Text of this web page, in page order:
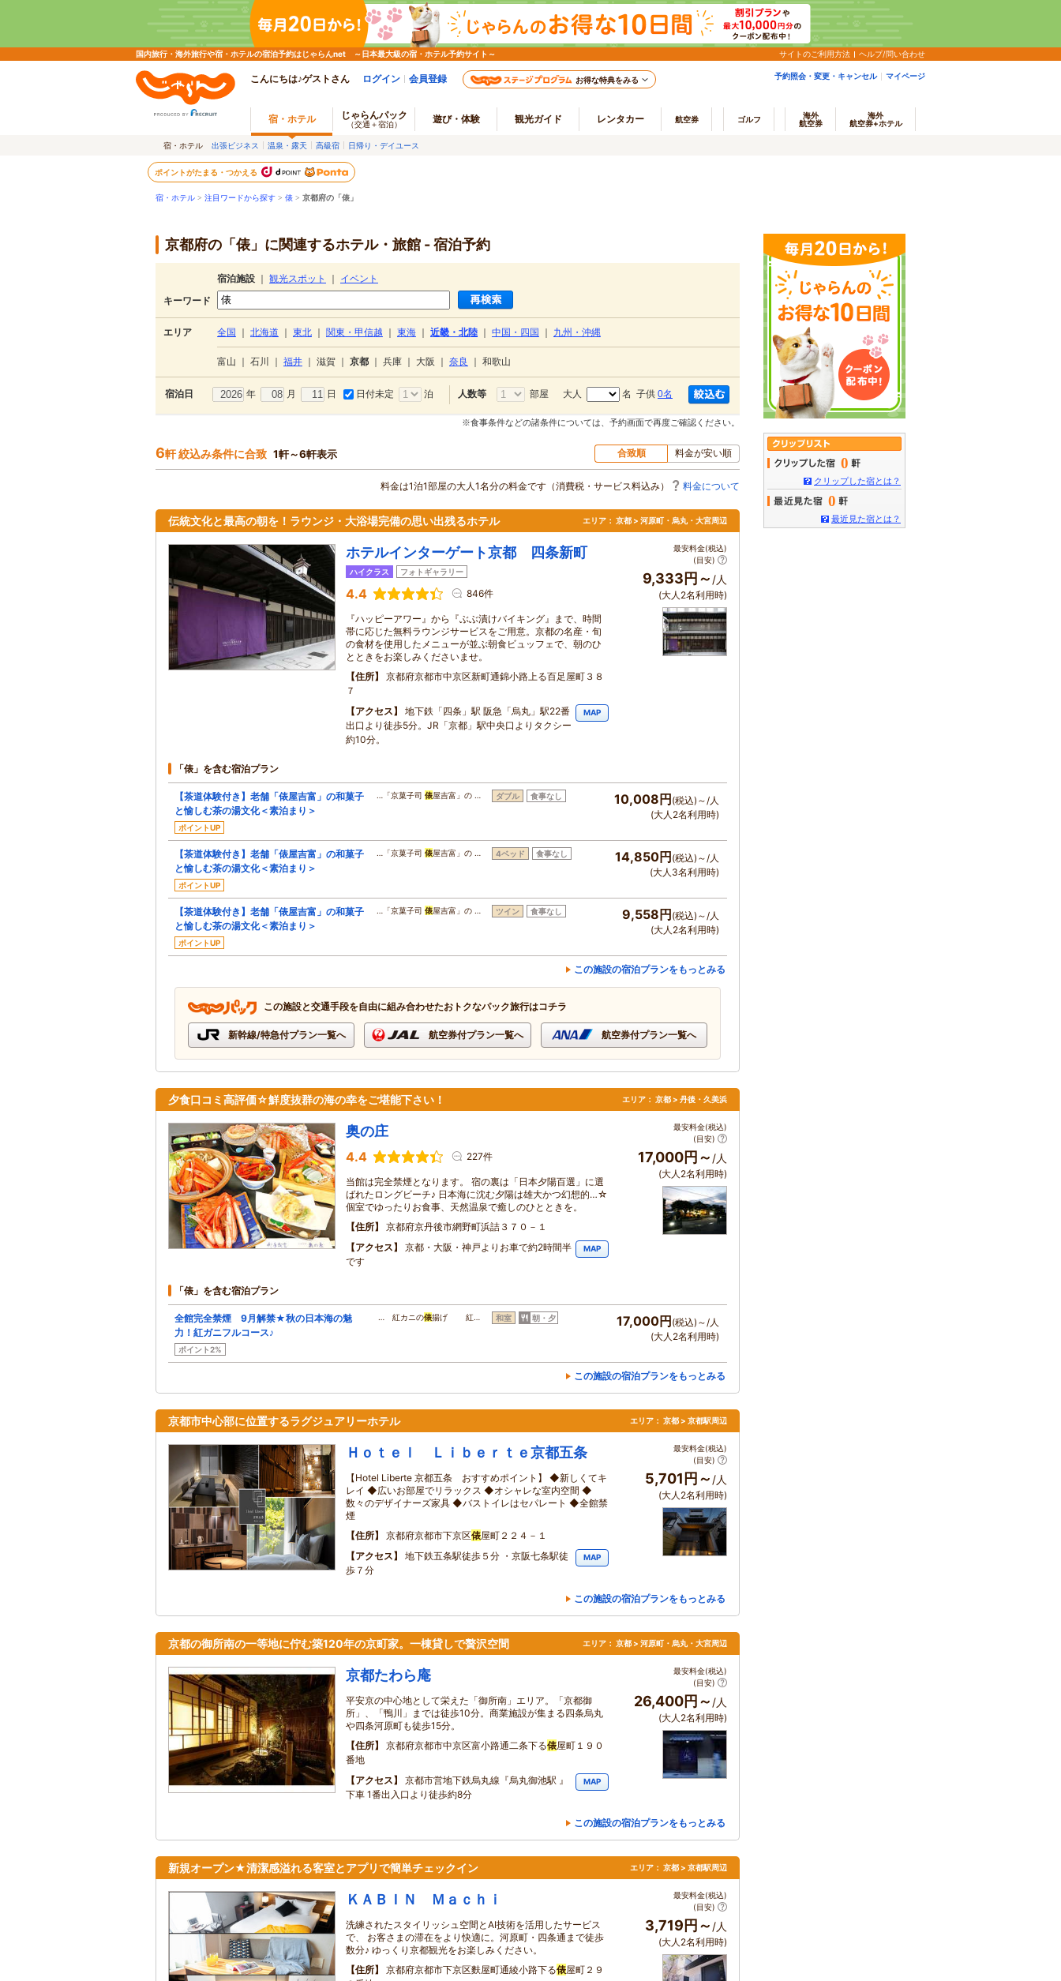
国内旅行・海外旅行や宿・ホテルの宿泊予約はじゃらんnet ～日本最大級の宿・ホテル予約サイト～ サイトのご利用方法 ヘルプ/問い合わせ
こんにちは♪ゲストさん ログイン 会員登録 お得な特典をみる 予約照会・変更・キャンセル マイページ
宿・ホテル じゃらんパック
（交通＋宿泊） 遊び・体験 観光ガイド レンタカー 航空券 ゴルフ
海外
航空券
海外
航空券+ホテル
宿・ホテル 出張ビジネス 温泉・露天 高級宿 日帰り・デイユース
ポイントがたまる・つかえる
宿・ホテル > 注目ワードから探す > 俵 > 京都府の「俵」
京都府の「俵」に関連するホテル・旅館 - 宿泊予約
宿泊施設 観光スポット
イベント
キーワード
エリア 全国 北海道 東北 関東・甲信越 東海 近畿・北陸 中国・四国 九州・沖縄
富山 石川 福井 滋賀 京都 兵庫 大阪 奈良 和歌山
宿泊日 年 月 日 日付未定 泊 人数等 部屋 大人 名 子供 0名
※食事条件などの諸条件については、予約画面で再度ご確認ください。
6軒 絞込み条件に合致 1軒～6軒表示 合致順 料金が安い順
料金は1泊1部屋の大人1名分の料金です（消費税・サービス料込み） 料金について
伝統文化と最高の朝を！ラウンジ・大浴場完備の思い出残るホテル エリア： 京都 > 河原町・烏丸・大宮周辺
ホテルインターゲート京都 四条新町
ハイクラス フォトギャラリー
4.4 846件
『ハッピーアワー』から『ぶぶ漬けバイキング』まで、時間
帯に応じた無料ラウンジサービスをご用意。京都の名産・旬
の食材を使用したメニューが並ぶ朝食ビュッフェで、朝のひ
とときをお楽しみくださいませ。
住所
京都府京都市中京区新町通錦小路上る百足屋町３８
７
アクセス
地下鉄「四条」駅 阪急「烏丸」駅22番
出口より徒歩5分。JR「京都」駅中央口よりタクシー
約10分。
MAP
最安料金(税込)
(目安)
9,333円～ /人
(大人2名利用時)
「俵」を含む宿泊プラン
【茶道体験付き】老舗「俵屋吉富」の和菓子
と愉しむ茶の湯文化＜素泊まり＞
ポイントUP
…「京菓子司 俵屋吉富」の … ダブル 食事なし 10,008円 (税込)～/人
(大人2名利用時)
【茶道体験付き】老舗「俵屋吉富」の和菓子
と愉しむ茶の湯文化＜素泊まり＞
ポイントUP
…「京菓子司 俵屋吉富」の … 4ベッド 食事なし 14,850円 (税込)～/人
(大人3名利用時)
【茶道体験付き】老舗「俵屋吉富」の和菓子
と愉しむ茶の湯文化＜素泊まり＞
ポイントUP
…「京菓子司 俵屋吉富」の … ツイン 食事なし 9,558円 (税込)～/人
(大人2名利用時)
この施設の宿泊プランをもっとみる
この施設と交通手段を自由に組み合わせたおトクなパック旅行はコチラ
新幹線/特急付プラン一覧へ 航空券付プラン一覧へ 航空券付プラン一覧へ
夕食口コミ高評価☆鮮度抜群の海の幸をご堪能下さい！ エリア： 京都 > 丹後・久美浜
奥の庄
4.4 227件
当館は完全禁煙となります。 宿の裏は「日本夕陽百選」に選
ばれたロングビーチ♪ 日本海に沈む夕陽は雄大かつ幻想的…☆
個室でゆったりお食事、天然温泉で癒しのひとときを。
住所
京都府京丹後市網野町浜詰３７０－１
アクセス
京都・大阪・神戸よりお車で約2時間半
です
MAP
最安料金(税込)
(目安)
17,000円～ /人
(大人2名利用時)
「俵」を含む宿泊プラン
全館完全禁煙 9月解禁★秋の日本海の魅
力！紅ガニフルコース♪
ポイント2%
… 紅カニの俵揚げ 紅… 和室 朝・夕 17,000円 (税込)～/人
(大人2名利用時)
この施設の宿泊プランをもっとみる
京都市中心部に位置するラグジュアリーホテル エリア： 京都 > 京都駅周辺
Ｈｏｔｅｌ Ｌｉｂｅｒｔｅ京都五条
【Hotel Liberte 京都五条 おすすめポイント】 ◆新しくてキ
レイ ◆広いお部屋でリラックス ◆オシャレな室内空間 ◆
数々のデザイナーズ家具 ◆バストイレはセパレート ◆全館禁
煙
住所
京都府京都市下京区俵屋町２２４－１
アクセス
地下鉄五条駅徒歩５分 ・京阪七条駅徒
歩７分
MAP
最安料金(税込)
(目安)
5,701円～ /人
(大人2名利用時)
この施設の宿泊プランをもっとみる
京都の御所南の一等地に佇む築120年の京町家。一棟貸しで贅沢空間 エリア： 京都 > 河原町・烏丸・大宮周辺
京都たわら庵
平安京の中心地として栄えた「御所南」エリア。「京都御
所」、「鴨川」までは徒歩10分。商業施設が集まる四条烏丸
や四条河原町も徒歩15分。
住所
京都府京都市中京区富小路通二条下る俵屋町１９０
番地
アクセス
京都市営地下鉄烏丸線『烏丸御池駅 』
下車 1番出入口より徒歩約8分
MAP
最安料金(税込)
(目安)
26,400円～ /人
(大人2名利用時)
この施設の宿泊プランをもっとみる
新規オープン★清潔感溢れる客室とアプリで簡単チェックイン エリア： 京都 > 京都駅周辺
ＫＡＢＩＮ Ｍａｃｈｉ
洗練されたスタイリッシュ空間とAI技術を活用したサービス
で、 お客さまの滞在をより快適に。河原町・四条通まで徒歩
数分♪ ゆっくり京都観光をお楽しみください。
住所
京都府京都市下京区麩屋町通綾小路下る俵屋町２９
最安料金(税込)
(目安)
3,719円～ /人
(大人2名利用時)
0
クリップした宿とは？
0
最近見た宿とは？